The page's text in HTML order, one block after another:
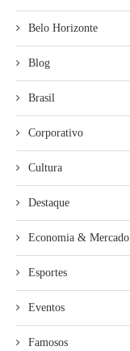
Belo Horizonte
Blog
Brasil
Corporativo
Cultura
Destaque
Economia & Mercado
Esportes
Eventos
Famosos